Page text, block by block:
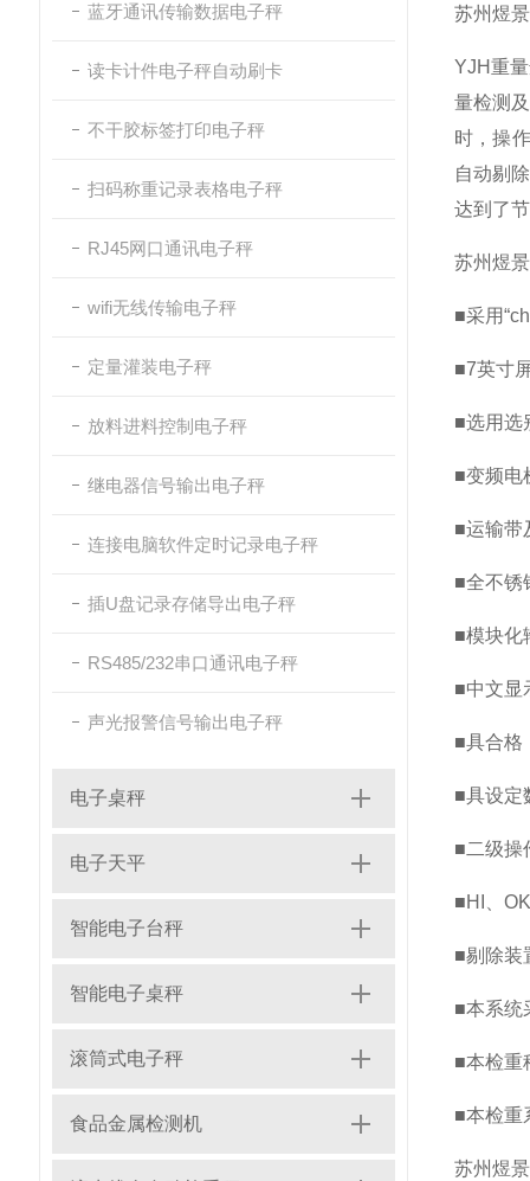
蓝牙通讯传输数据电子秤
读卡计件电子秤自动刷卡
不干胶标签打印电子秤
扫码称重记录表格电子秤
RJ45网口通讯电子秤
wifi无线传输电子秤
定量灌装电子秤
放料进料控制电子秤
继电器信号输出电子秤
连接电脑软件定时记录电子秤
插U盘记录存储导出电子秤
RS485/232串口通讯电子秤
声光报警信号输出电子秤
电子桌秤
电子天平
智能电子台秤
智能电子桌秤
滚筒式电子秤
食品金属检测机
苏州煜
YJH重
量检测
时，操
自动剔
达到了
苏州煜
■采用
■7英寸
■选用选
■变频电
■运输带
■全不锈
■模块化
■中文显
■具合格
■具设定
■二级操
■HI、
■剔除装
■本系统
■本检重
■本检重
苏州煜